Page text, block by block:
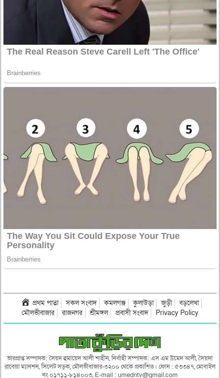
প্রথম পাতা সকল সংবাদ কমলগঞ্জ কুলাউড়া জুড়ী
বড়লেখা
মৌলভীবাজার
রাজনগর শ্রীমঙ্গল প্রবাসী সংবাদ Privacy Policy
ভারপ্রাপ্ত সম্পাদক: সৈয়দ হুমায়েদ আলী শাহীন, নির্বাহী সম্পাদক: এস এম উমেদ আলী, সৈয়দা
রাবেয়া ম্যানশন, সিলেট সড়ক, মৌলভীবাজার-৩২০০ থেকে প্রকাশিত। ফোন : ৫৩৩৪৭, মোবাইল
নং ০১৭১১-৮১৪০০৩, E-mail : umedntv@gmail.com